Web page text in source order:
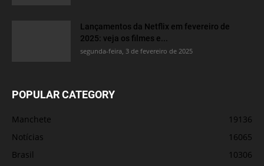
Lançamentos da Netflix em fevereiro de
2025: veja os filmes e...
segunda-feira, 3 de fevereiro de 2025
POPULAR CATEGORY
Manchete
19136
Notícias
16065
Brasil
10306